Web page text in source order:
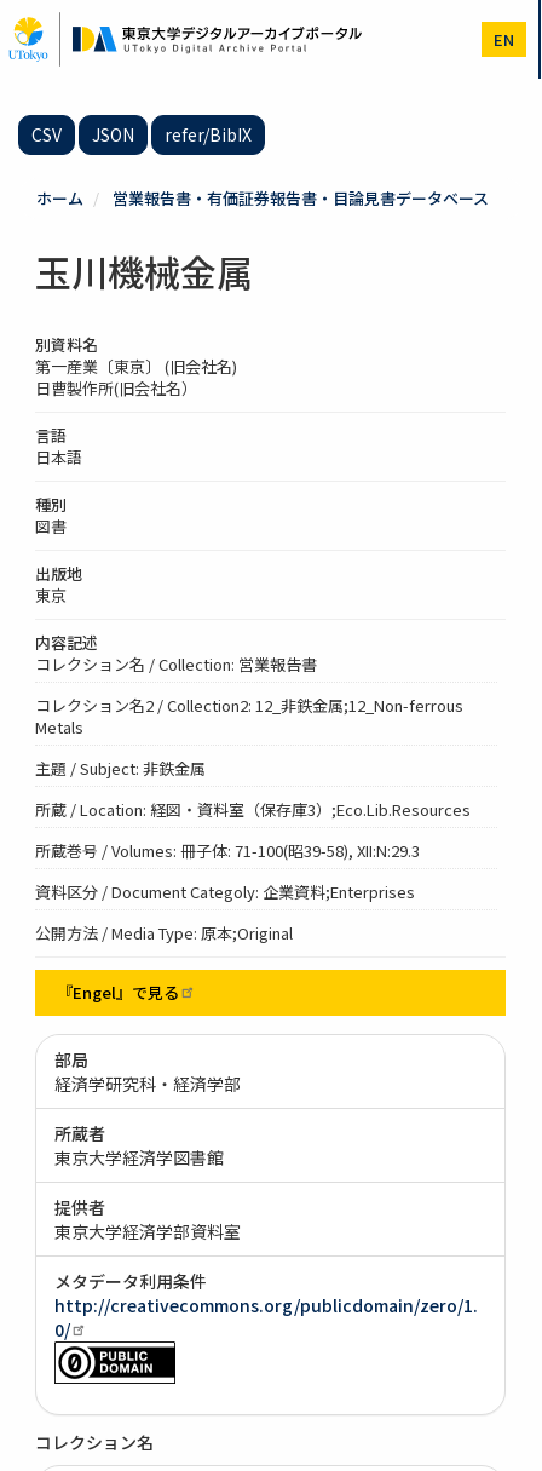
イ
ン
EN
CSV JSON refer/BibIX
ホーム 営業報告書・有価証券報告書・目論見書データベース
玉川機械金属
別資料名
第一産業〔東京〕 (旧会社名)
日曹製作所(旧会社名）
言語
日本語
種別
図書
出版地
東京
内容記述
コレクション名 / Collection: 営業報告書
コレクション名2 / Collection2: 12_非鉄金属;12_Non-ferrous
Metals
主題 / Subject: 非鉄金属
所蔵 / Location: 経図・資料室（保存庫3）;Eco.Lib.Resources
所蔵巻号 / Volumes: 冊子体: 71-100(昭39-58), XII:N:29.3
資料区分 / Document Categoly: 企業資料;Enterprises
公開方法 / Media Type: 原本;Original
『Engel』で見る
部局
経済学研究科・経済学部
所蔵者
東京大学経済学図書館
提供者
東京大学経済学部資料室
メタデータ利用条件
http://creativecommons.org/publicdomain/zero/1.
0/
コレクション名